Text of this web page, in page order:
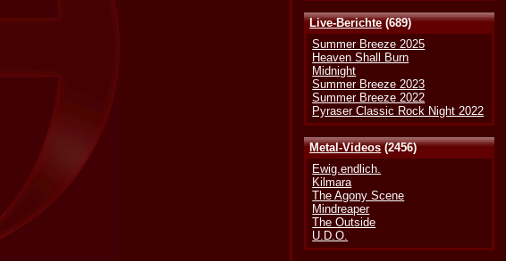
Live-Berichte(689)
Summer Breeze 2025
Heaven Shall Burn
Midnight
Summer Breeze 2023
Summer Breeze 2022
Pyraser Classic Rock Night 2022
Metal-Videos(2456)
Ewig.endlich.
Kilmara
The Agony Scene
Mindreaper
The Outside
U.D.O.